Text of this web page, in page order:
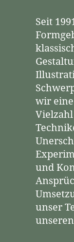
Seit
wir
und
unser